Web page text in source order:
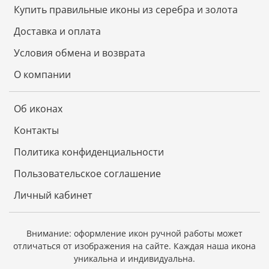
принимать приходящих к нему за благословением,
советом и духовным утешением. Серафим
Саровский приложил особые усилия к устроению и
истинный, об исцелении болезней и несчастных
женский монастырь, с. Дивеево.
Купить правильные иконы из серебра и золота
Доставка и оплата
Условия обмена и возврата
О компании
Об иконах
Контакты
Политика конфиденциальности
Пользовательское соглашение
Личный кабинет
Внимание: оформление икон ручной работы может
отличаться от изображения на сайте. Каждая наша икона
уникальна и индивидуальна.